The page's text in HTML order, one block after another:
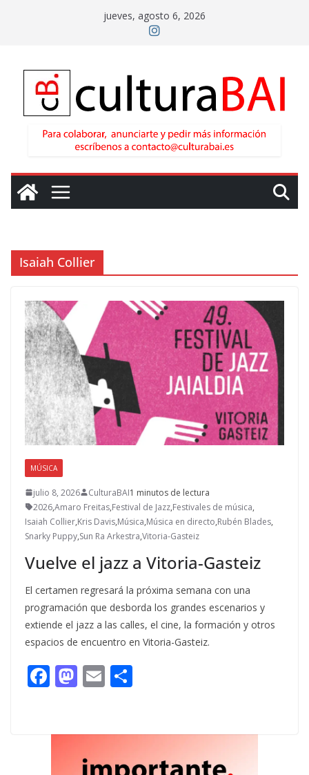
jueves, agosto 6, 2026
Isaiah Collier
MÚSICA
julio 8, 2026 CulturaBAI1 minutos de lectura
2026,Amaro Freitas,Festival de Jazz,Festivales de música,
Isaiah Collier,Kris Davis,Música,Música en directo,Rubén Blades,
Snarky Puppy,Sun Ra Arkestra,Vitoria-Gasteiz
Vuelve el jazz a Vitoria-Gasteiz
El certamen regresará la próxima semana con una
programación que desborda los grandes escenarios y
extiende el jazz a las calles, el cine, la formación y otros
espacios de encuentro en Vitoria-Gasteiz.
F
b
M
d
o
E
l p
ar